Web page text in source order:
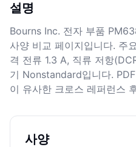
설명
Bourns Inc. 전자 부품
사양 비교 페이지입니다. 주
격 전류 1.3 A, 직류 저항
기 Nonstandard입니다.
이 유사한 크로스 레퍼런스
사양